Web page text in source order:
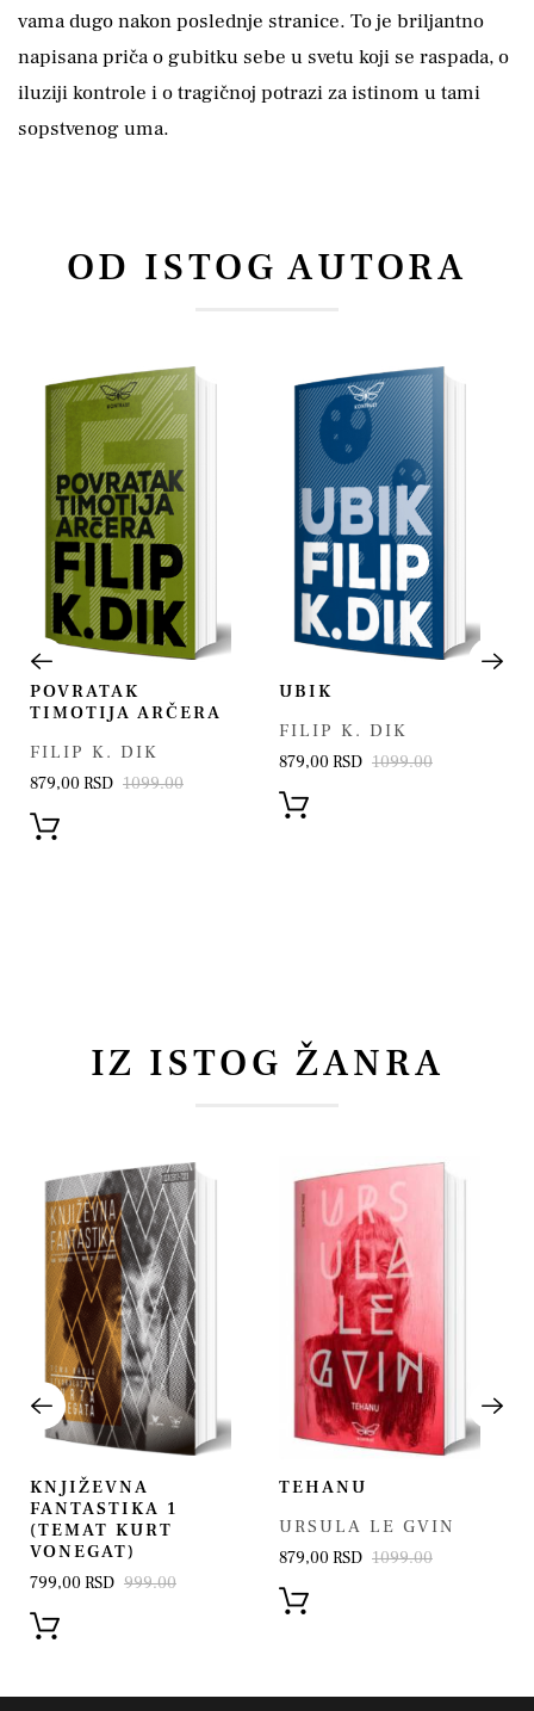
vama dugo nakon poslednje stranice. To je briljantno
napisana priča o gubitku sebe u svetu koji se raspada, o
iluziji kontrole i o tragičnoj potrazi za istinom u tami
sopstvenog uma.
OD ISTOG AUTORA
POVRATAK
TIMOTIJA ARČERA
FILIP K. DIK
879,00 RSD 1099.00
UBIK
FILIP K. DIK
879,00 RSD 1099.00
IZ ISTOG ŽANRA
KNJIŽEVNA
FANTASTIKA 1
(TEMAT KURT
VONEGAT)
799,00 RSD 999.00
TEHANU
URSULA LE GVIN
879,00 RSD 1099.00